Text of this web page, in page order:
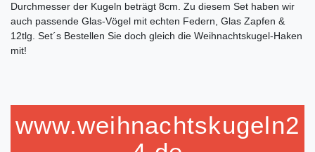
Durchmesser der Kugeln beträgt 8cm. Zu diesem Set haben wir
auch passende Glas-Vögel mit echten Federn, Glas Zapfen &
12tlg. Set´s Bestellen Sie doch gleich die Weihnachtskugel-Haken
mit!
www.weihnachtskugeln2